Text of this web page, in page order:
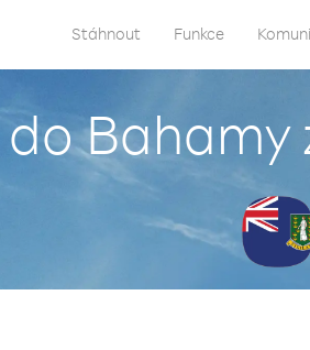
Stáhnout Funkce
Bahamy